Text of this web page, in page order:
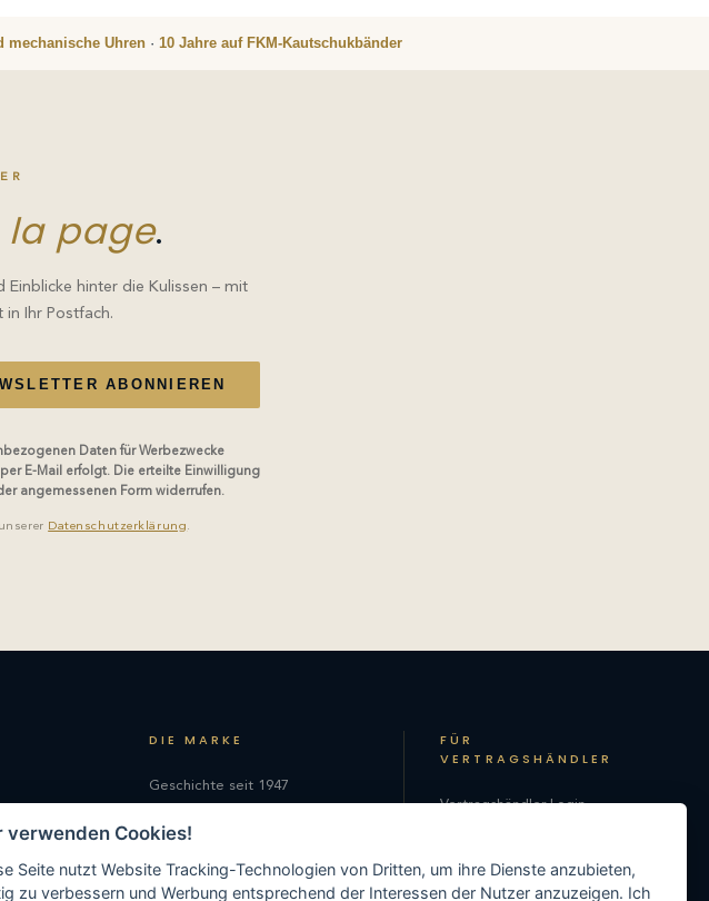
mechanische Uhren· 10 Jahre auf FKM-Kautschukbänder
la page.
Einblicke hinter die Kulissen – mit
Ihr Postfach.
ABONNIEREN
Daten für Werbezwecke
E-Mail erfolgt. Die erteilte Einwilligung
angemessenen Form widerrufen.
Datenschutzerklärung.
DIE MARKE
Geschichte seit 1947
Philosophie
Produktion
FÜR
VERTRAGSHÄNDLER
Vertragshändler-Login
registrieren
verwenden Cookies!
Seite nutzt Website Tracking-Technologien von Dritten, um ihre Dienste anzubieten,
zu verbessern und Werbung entsprechend der Interessen der Nutzer anzuzeigen. Ich